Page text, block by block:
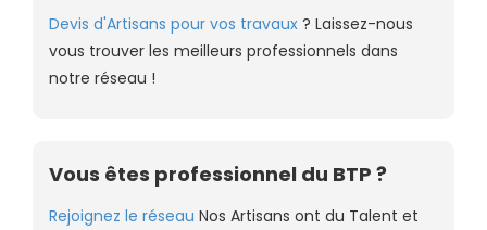
Devis d'Artisans pour vos travaux ? Laissez-nous
vous trouver les meilleurs professionnels dans
notre réseau !
Vous êtes professionnel du BTP ?
Rejoignez le réseau Nos Artisans ont du Talent et